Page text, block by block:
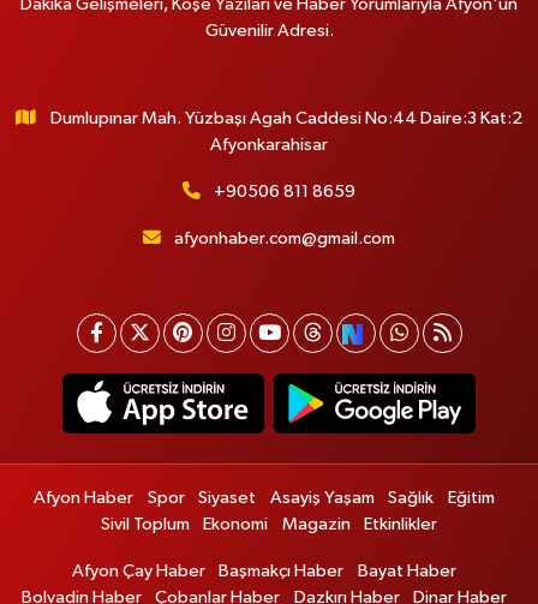
Dakika Gelişmeleri, Köşe Yazıları ve Haber Yorumlarıyla Afyon'un
Güvenilir Adresi.
Dumlupınar Mah. Yüzbaşı Agah Caddesi No:44 Daire:3 Kat:2
Afyonkarahisar
+90506 811 8659
afyonhaber.com@gmail.com
Afyon Haber Spor Siyaset Asayiş Yaşam Sağlık
Eğitim
Sivil Toplum
Ekonomi Magazin Etkinlikler
Afyon Çay Haber Başmakçı Haber
Bayat Haber
Bolvadin Haber
Çobanlar Haber Dazkırı Haber Dinar Haber